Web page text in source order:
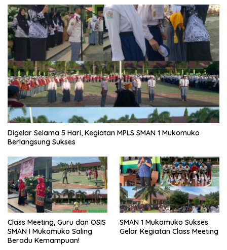
Digelar Selama 5 Hari, Kegiatan MPLS SMAN 1 Mukomuko
Berlangsung Sukses
Class Meeting, Guru dan OSIS
SMAN I Mukomuko Saling
Beradu Kemampuan!
SMAN 1 Mukomuko Sukses
Gelar Kegiatan Class Meeting